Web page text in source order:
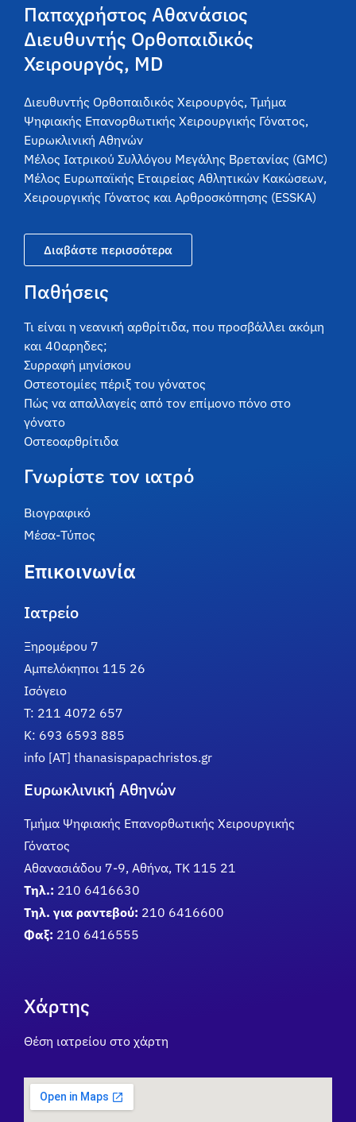
Παπαχρήστος Αθανάσιος
Διευθυντής Ορθοπαιδικός
Χειρουργός, MD
Διευθυντής Ορθοπαιδικός Χειρουργός, Τμήμα
Ψηφιακής Επανορθωτικής Χειρουργικής Γόνατος,
Ευρωκλινική Αθηνών
Μέλος Ιατρικού Συλλόγου Μεγάλης Βρετανίας (GMC)
Μέλος Ευρωπαϊκής Εταιρείας Αθλητικών Κακώσεων,
Χειρουργικής Γόνατος και Αρθροσκόπησης (ESSKA)
Διαβάστε περισσότερα
Παθήσεις
Τι είναι η νεανική αρθρίτιδα, που προσβάλλει ακόμη
και 40αρηδες;
Συρραφή μηνίσκου
Οστεοτομίες πέριξ του γόνατος
Πώς να απαλλαγείς από τον επίμονο πόνο στο
γόνατο
Οστεοαρθρίτιδα
Γνωρίστε τον ιατρό
Βιογραφικό
Μέσα-Τύπος
Επικοινωνία
Ιατρείο
Ξηρομέρου 7
Αμπελόκηποι 115 26
Ισόγειο
T: 211 4072 657
Κ: 693 6593 885
info [AT] thanasispapachristos.gr
Ευρωκλινική Αθηνών
Τμήμα Ψηφιακής Επανορθωτικής Χειρουργικής
Γόνατος
Αθανασιάδου 7-9, Αθήνα, ΤΚ 115 21
Τηλ.: 210 6416630
Τηλ. για ραντεβού: 210 6416600
Φαξ: 210 6416555
Χάρτης
Θέση ιατρείου στο χάρτη